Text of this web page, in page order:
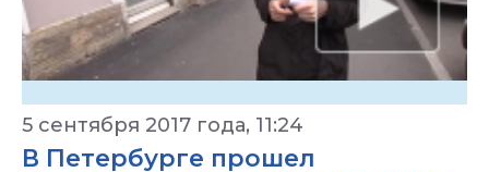
5 сентября 2017 года, 11:24
В Петербурге прошел